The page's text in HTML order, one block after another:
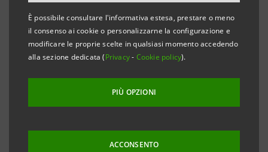
È possibile consultare l'informativa estesa, prestare o meno
il consenso ai cookie o personalizzarne la configurazione e
modificare le proprie scelte in qualsiasi momento accedendo
alla sezione dedicata (Privacy- Cookie policy).
PIÙ OPZIONI
ACCONSENTO
PUNTO DI RIFERIMENTO IN TERMINI DI
SOSTENIBILITÀ E RESPONSABILITÀ SOCIALE E
CULTURALE.
I RISULTATI RIFLETTONO LA REDDITIVITÀ
SOSTENIBILE DEL GRUPPO, DERIVANTE DALLA
SOLIDITÀ DELLA BASE PATRIMONIALE E DELLA
POSIZIONE DI LIQUIDITÀ E DAL MODELLO DI